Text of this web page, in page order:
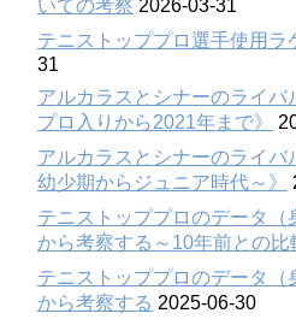
いての考察 2026-03-31
テニストッププロ選手使用ラ
31
アルカラスとシナーのライバ
プロ入りから2021年まで》
アルカラスとシナーのライバ
幼少期からジュニア時代～》
テニストッププロのデータ（
から考察する～10年前との比
テニストッププロのデータ（
から考察する 2025-06-30